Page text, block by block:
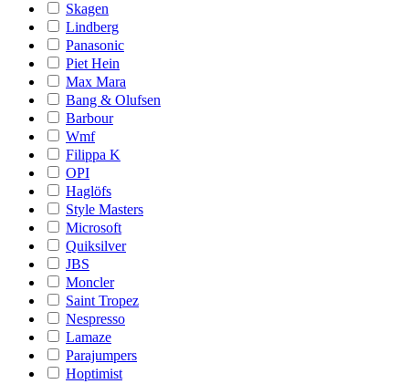
Skagen
Lindberg
Panasonic
Piet Hein
Max Mara
Bang & Olufsen
Barbour
Wmf
Filippa K
OPI
Haglöfs
Style Masters
Microsoft
Quiksilver
JBS
Moncler
Saint Tropez
Nespresso
Lamaze
Parajumpers
Hoptimist